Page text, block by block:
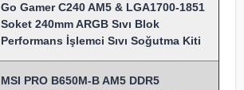
Go Gamer C240 AM5 & LGA1700-1851
Soket 240mm ARGB Sıvı Blok
Performans İşlemci Sıvı Soğutma Kiti
MSI PRO B650M-B AM5 DDR5